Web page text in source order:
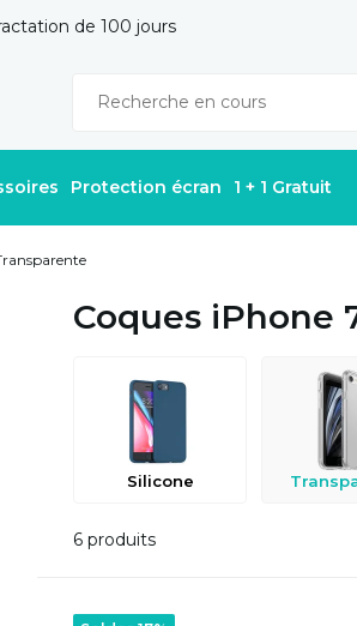
de 100 jours
Protection écran 1 + 1 Gratuit
Coques iPhone
Silicone
6 produits